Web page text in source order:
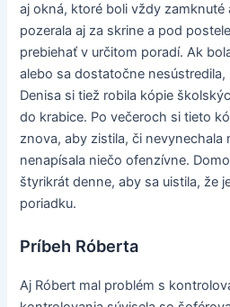
aj okná, ktoré boli vždy zamknuté
pozerala aj za skrine a pod
prebiehať v určitom poradí. Ak
alebo sa dostatočne
Denisa si tiež robila kópie
do krabice. Po večeroch si tieto
znova, aby zistila, či nevynechala
nenapísala niečo ofenzívne.
štyrikrát denne, aby sa uistila, že
poriadku.
Príbeh Róberta
Aj Róbert mal problém s